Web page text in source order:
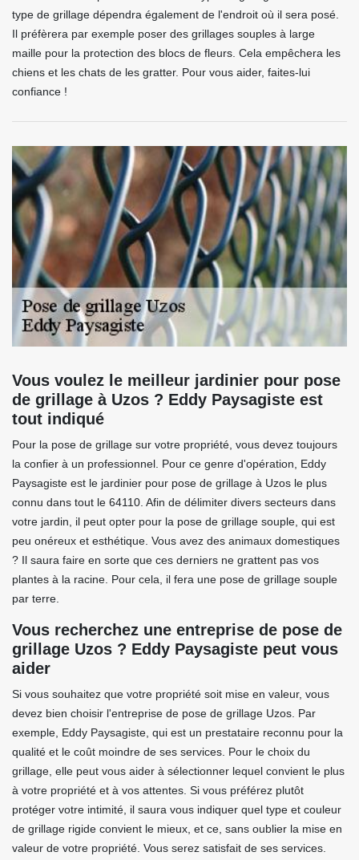
type de grillage dépendra également de l'endroit où il sera posé.
Il préfèrera par exemple poser des grillages souples à large
maille pour la protection des blocs de fleurs. Cela empêchera les
chiens et les chats de les gratter. Pour vous aider, faites-lui
confiance !
Vous voulez le meilleur jardinier pour pose
de grillage à Uzos ? Eddy Paysagiste est
tout indiqué
Pour la pose de grillage sur votre propriété, vous devez toujours
la confier à un professionnel. Pour ce genre d'opération, Eddy
Paysagiste est le jardinier pour pose de grillage à Uzos le plus
connu dans tout le 64110. Afin de délimiter divers secteurs dans
votre jardin, il peut opter pour la pose de grillage souple, qui est
peu onéreux et esthétique. Vous avez des animaux domestiques
? Il saura faire en sorte que ces derniers ne grattent pas vos
plantes à la racine. Pour cela, il fera une pose de grillage souple
par terre.
Vous recherchez une entreprise de pose de
grillage Uzos ? Eddy Paysagiste peut vous
aider
Si vous souhaitez que votre propriété soit mise en valeur, vous
devez bien choisir l'entreprise de pose de grillage Uzos. Par
exemple, Eddy Paysagiste, qui est un prestataire reconnu pour la
qualité et le coût moindre de ses services. Pour le choix du
grillage, elle peut vous aider à sélectionner lequel convient le plus
à votre propriété et à vos attentes. Si vous préférez plutôt
protéger votre intimité, il saura vous indiquer quel type et couleur
de grillage rigide convient le mieux, et ce, sans oublier la mise en
valeur de votre propriété. Vous serez satisfait de ses services.